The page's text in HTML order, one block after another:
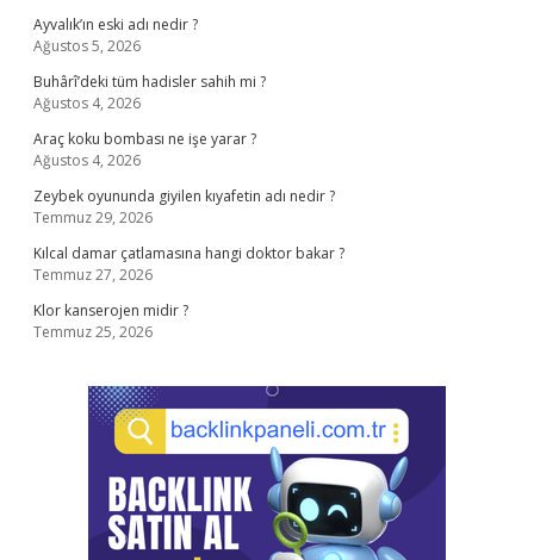
Ayvalık’ın eski adı nedir ?
Ağustos 5, 2026
Buhârî’deki tüm hadisler sahih mi ?
Ağustos 4, 2026
Araç koku bombası ne işe yarar ?
Ağustos 4, 2026
Zeybek oyununda giyilen kıyafetin adı nedir ?
Temmuz 29, 2026
Kılcal damar çatlamasına hangi doktor bakar ?
Temmuz 27, 2026
Klor kanserojen midir ?
Temmuz 25, 2026